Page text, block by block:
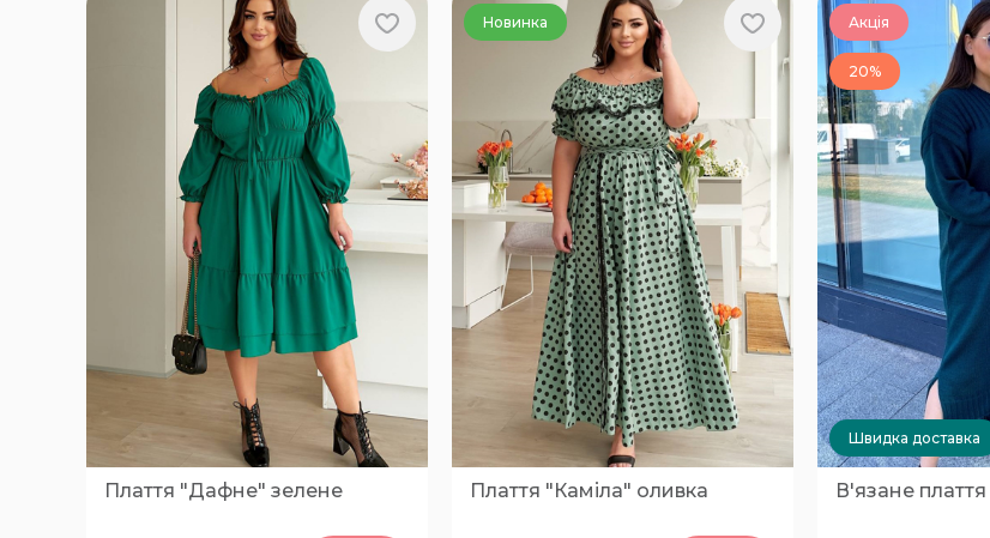
Плаття "Дафне" зелене
Новинка
Плаття "Каміла" оливка
Акція
20%
Швидка доставка
В'язане